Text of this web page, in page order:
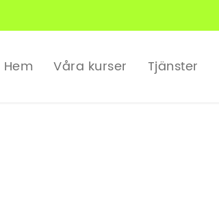
Hem Våra kurser Tjänster